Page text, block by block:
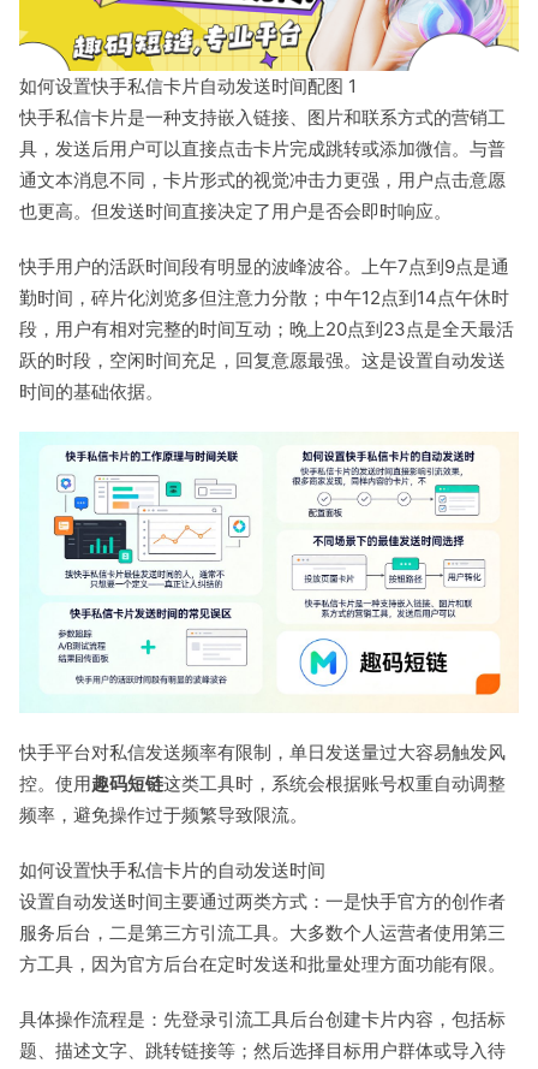
如何设置快手私信卡片自动发送时间配图 1
快手私信卡片是一种支持嵌入链接、图片和联系方式的营销工
具，发送后用户可以直接点击卡片完成跳转或添加微信。与普
通文本消息不同，卡片形式的视觉冲击力更强，用户点击意愿
也更高。但发送时间直接决定了用户是否会即时响应。
快手用户的活跃时间段有明显的波峰波谷。上午7点到9点是通
勤时间，碎片化浏览多但注意力分散；中午12点到14点午休时
段，用户有相对完整的时间互动；晚上20点到23点是全天最活
跃的时段，空闲时间充足，回复意愿最强。这是设置自动发送
时间的基础依据。
快手平台对私信发送频率有限制，单日发送量过大容易触发风
控。使用趣码短链这类工具时，系统会根据账号权重自动调整
频率，避免操作过于频繁导致限流。
如何设置快手私信卡片的自动发送时间
设置自动发送时间主要通过两类方式：一是快手官方的创作者
服务后台，二是第三方引流工具。大多数个人运营者使用第三
方工具，因为官方后台在定时发送和批量处理方面功能有限。
具体操作流程是：先登录引流工具后台创建卡片内容，包括标
题、描述文字、跳转链接等；然后选择目标用户群体或导入待